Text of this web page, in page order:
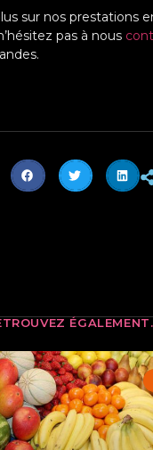
sur nos prestations
pas à nous